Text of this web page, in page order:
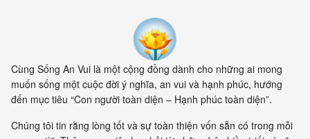
Cùng Sống An Vui là một cộng đồng dành cho những ai mong
muốn sống một cuộc đời ý nghĩa, an vui và hạnh phúc, hướng
đến mục tiêu “Con người toàn diện – Hạnh phúc toàn diện”.
Chúng tôi tin rằng lòng tốt và sự toàn thiện vốn sẵn có trong mỗi